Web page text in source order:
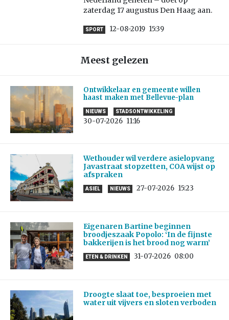
zaterdag 17 augustus Den Haag aan.
SPORT 12-08-2019 15:39
Meest gelezen
Ontwikkelaar en gemeente willen
haast maken met Bellevue-plan
NIEUWS STADSONTWIKKELING
30-07-2026 11:16
Wethouder wil verdere asielopvang
Javastraat stopzetten, COA wijst op
afspraken
ASIEL NIEUWS 27-07-2026 15:23
Eigenaren Bartine beginnen
broodjeszaak Popolo: ‘In de fijnste
bakkerijen is het brood nog warm’
ETEN & DRINKEN 31-07-2026 08:00
Droogte slaat toe, besproeien met
water uit vijvers en sloten verboden